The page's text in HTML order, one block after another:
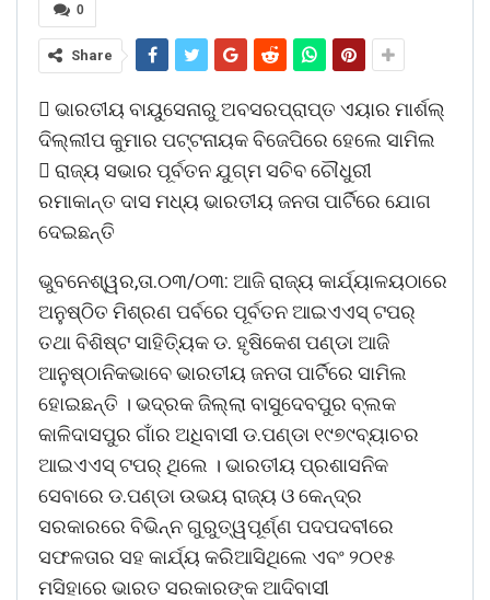
0
Share
 ଭାରତୀୟ ବାୟୁସେନାରୁ ଅବସରପ୍ରାପ୍ତ ଏୟାର ମାର୍ଶଲ୍
ଦିଲ୍ଲୀପ କୁମାର ପଟ୍ଟନାୟକ ବିଜେପିରେ ହେଲେ ସାମିଲ
 ରାଜ୍ୟ ସଭାର ପୂର୍ବତନ ଯୁଗ୍ମ ସଚିବ ଚୌଧୁରୀ
ରମାକାନ୍ତ ଦାସ ମଧ୍ୟ ଭାରତୀୟ ଜନତା ପାର୍ଟିରେ ଯୋଗ
ଦେଇଛନ୍ତି
ଭୁବନେଶ୍ୱର,ତା.୦୩/୦୩: ଆଜି ରାଜ୍ୟ କାର୍ଯ୍ୟାଳୟଠାରେ
ଅନୁଷ୍ଠିତ ମିଶ୍ରଣ ପର୍ବରେ ପୂର୍ବତନ ଆଇଏଏସ୍ ଟପର୍
ତଥା ବିଶିଷ୍ଟ ସାହିତ୍ୟିକ ଡ. ହୃଷିକେଶ ପଣ୍ଡା ଆଜି
ଆନୁଷ୍ଠାନିକଭାବେ ଭାରତୀୟ ଜନତା ପାର୍ଟିରେ ସାମିଲ
ହୋଇଛନ୍ତି । ଭଦ୍ରକ ଜିଲ୍ଲା ବାସୁଦେବପୁର ବ୍ଲକ
କାଳିଦାସପୁର ଗାଁର ଅଧିବାସୀ ଡ.ପଣ୍ଡା ୧୯୭୯ବ୍ୟାଚର
ଆଇଏଏସ୍ ଟପର୍ ଥିଲେ । ଭାରତୀୟ ପ୍ରଶାସନିକ
ସେବାରେ ଡ.ପଣ୍ଡା ଉଭୟ ରାଜ୍ୟ ଓ କେନ୍ଦ୍ର
ସରକାରରେ ବିଭିନ୍ନ ଗୁରୁତ୍ୱପୂର୍ଣ୍ଣ ପଦପଦବୀରେ
ସଫଳତାର ସହ କାର୍ଯ୍ୟ କରିଆସିଥିଲେ ଏବଂ ୨୦୧୫
ମସିହାରେ ଭାରତ ସରକାରଙ୍କ ଆଦିବାସୀ